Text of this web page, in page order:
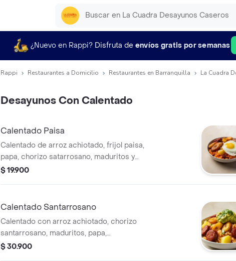
¿Nuevo en Rappi? Disfruta de envíos gratis por semanas
Rappi Restaurantes a Domicilio Restaurantes en Barranquilla La Cuadra
Desayunos Con Calentado
Calentado Paisa
Calentado de arroz achiotado, frijol paisa,
papa, chorizo satarrosano, maduritos y
huevo frito.
$ 19.900
Calentado Santarrosano
Calentado con arroz achiotado, chorizo
santarrosano, maduritos, papa,
guacamole y cilantro.
$ 30.900